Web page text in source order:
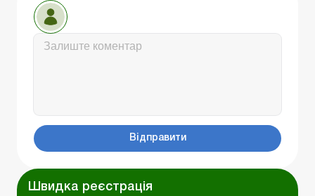
Відправити
Швидка реєстрація